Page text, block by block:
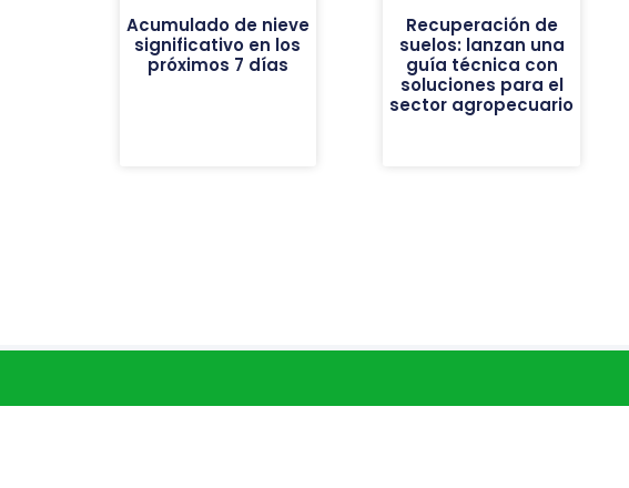
Acumulado de nieve
significativo en los
próximos 7 días
Recuperación de
suelos: lanzan una
guía técnica con
soluciones para el
sector agropecuario